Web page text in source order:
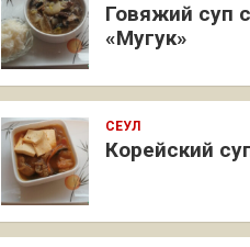
Говяжий суп
«Мугук»
СЕУЛ
Корейский